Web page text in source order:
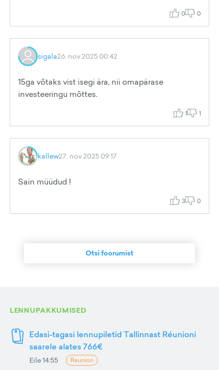
0 0
sigala26. nov 2025 00:42
15ga võtaks vist isegi ära, nii omapärase
investeeringu mõttes.
1 1
kallew27. nov 2025 09:17
Sain müüdud !
3 0
Otsi foorumist
LENNUPAKKUMISED
Edasi-tagasi lennupiletid Tallinnast Réunioni
saarele alates 766€
Eile 14:55 Reunion